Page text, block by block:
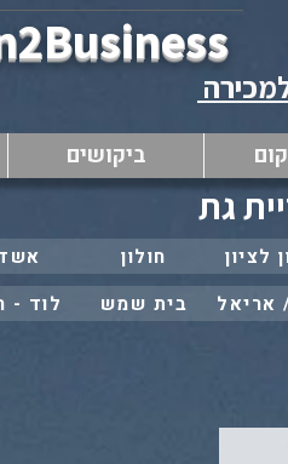
ביקושים
גת
לציון חולון
אריאל בית שמש לוד -